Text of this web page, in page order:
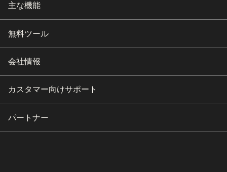
主な機能
無料ツール
会社情報
カスタマー向けサポート
パートナー